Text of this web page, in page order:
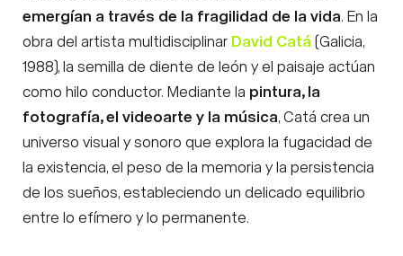
emergían a través de la fragilidad de la vida . En la
obra del artista multidisciplinar David Catá (Galicia,
1988), la semilla de diente de león y el paisaje actúan
como hilo conductor. Mediante la pintura, la
fotografía, el videoarte y la música , Catá crea un
universo visual y sonoro que explora la fugacidad de
la existencia, el peso de la memoria y la persistencia
de los sueños, estableciendo un delicado equilibrio
entre lo efímero y lo permanente.